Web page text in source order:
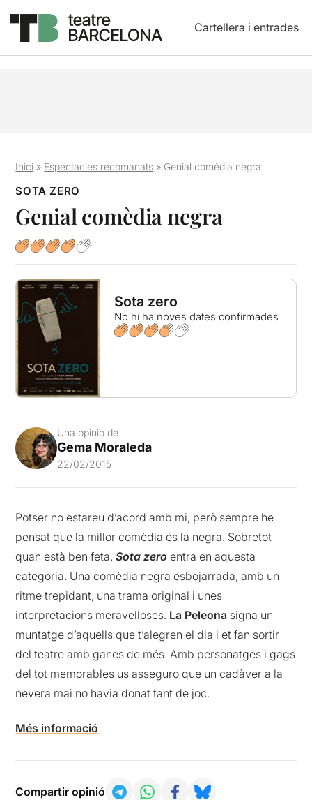
Cartellera i entrades
Inici » Espectacles recomanats » Genial comèdia negra
SOTA ZERO
Genial comèdia negra
Sota zero
No hi ha noves dates confirmades
Una opinió de
Gema Moraleda
22/02/2015
Potser no estareu d’acord amb mi, però sempre he
pensat que la millor comèdia és la negra. Sobretot
quan està ben feta.Sota zero entra en aquesta
categoria. Una comèdia negra esbojarrada, amb un
ritme trepidant, una trama original i unes
interpretacions meravelloses. La Peleona signa un
muntatge d’aquells que t’alegren el dia i et fan sortir
del teatre amb ganes de més. Amb personatges i gags
del tot memorables us asseguro que un cadàver a la
nevera mai no havia donat tant de joc.
Més informació
Compartir opinió